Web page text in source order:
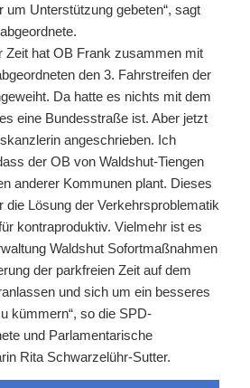
um Unterstützung gebeten“, sagt
Zeit hat OB Frank zusammen mit
den 3. Fahrstreifen der
Da hatte es nichts mit dem
eine Bundesstraße ist. Aber jetzt
angeschrieben. Ich
der OB von Waldshut-Tiengen
anderer Kommunen plant. Dieses
die Lösung der Verkehrsproblematik
kontraproduktiv. Vielmehr ist es
Waldshut Sofortmaßnahmen
der parkfreien Zeit auf dem
und sich um ein besseres
kümmern“, so die SPD-
und Parlamentarische
Rita Schwarzelühr-Sutter.